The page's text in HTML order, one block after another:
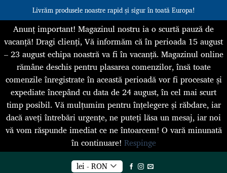
Livrăm produsele noastre rapid și sigur în toată Europa!
Anunț important! Magazinul nostru ia o scurtă pauză de
vacanță! Dragi clienți, Vă informăm că în perioada 15 august
– 23 august echipa noastră va fi în vacanță. Magazinul online
rămâne deschis pentru plasarea comenzilor, însă toate
comenzile înregistrate în această perioadă vor fi procesate și
expediate începând cu data de 24 august, în cel mai scurt
timp posibil. Vă mulțumim pentru înțelegere și răbdare, iar
dacă aveți întrebări urgențe, ne puteți lăsa un mesaj, iar noi
vă vom răspunde imediat ce ne întoarcem! O vară minunată
în continuare! Respinge
lei - RON